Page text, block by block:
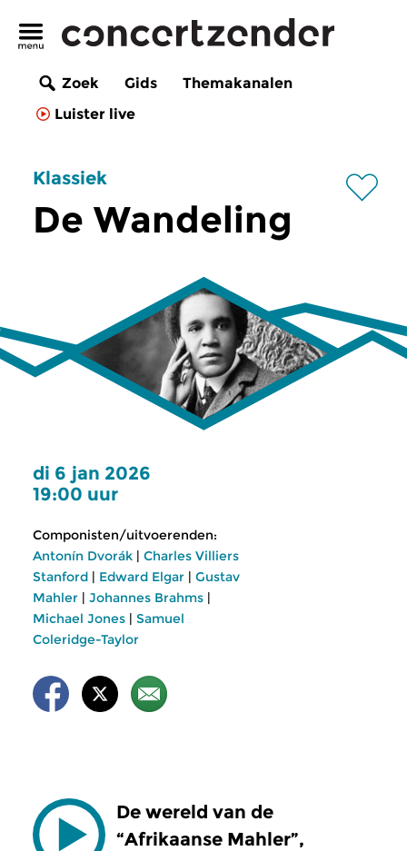
Zoek Gids
Themakanalen
Luister live
Klassiek
De Wandeling
di 6 jan 2026
19:00 uur
Componisten/uitvoerenden:
Antonín Dvorák | Charles Villiers
Stanford | Edward Elgar | Gustav
Mahler | Johannes Brahms |
Michael Jones | Samuel
Coleridge-Taylor
De wereld van de
“Afrikaanse Mahler”,